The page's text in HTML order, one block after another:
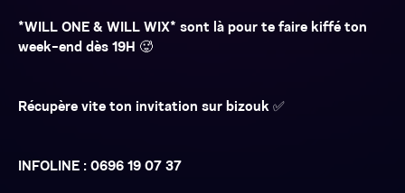
*WILL ONE & WILL WIX* sont là pour te faire kiffé ton
week-end dès 19H 🥵
Récupère vite ton invitation sur bizouk ✅
INFOLINE : 0696 19 07 37